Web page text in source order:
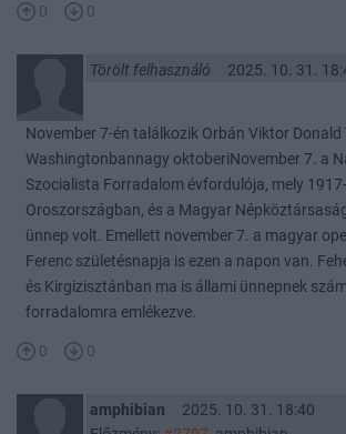
0 0
Törölt felhasználó 2025. 10. 31.
November 7-én találkozik Orbán Viktor Donald
Washingtonbannagy oktoberiNovember 7. a
Szocialista Forradalom évfordulója, mely
Oroszországban, és a Magyar
ünnep volt. Emellett november 7. a magyar
Ferenc születésnapja is ezen a napon van.
és Kirgizisztánban ma is állami ünnepnek
forradalomra emlékezve.
0 0
amphibian
2025. 10. 31. 18:40